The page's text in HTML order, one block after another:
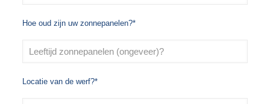
Hoe oud zijn uw zonnepanelen?*
Locatie van de werf?*